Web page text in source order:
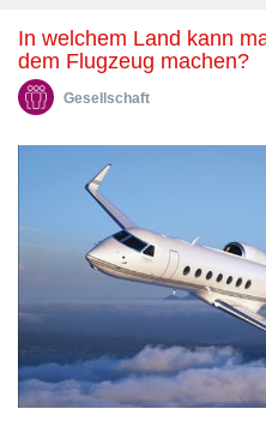
In welchem Land kann man die kürzeste Reise mit
dem Flugzeug machen?
Gesellschaft